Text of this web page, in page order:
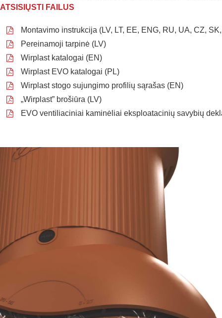
ATSISIŲSTI FAILUS
Montavimo instrukcija (LV, LT, EE, ENG, RU, UA, CZ,
Pereinamoji tarpinė (LV)
Wirplast katalogai (EN)
Wirplast EVO katalogai (PL)
Wirplast stogo sujungimo profilių sąrašas (EN)
„Wirplast” brošiūra (LV)
EVO ventiliaciniai kaminėliai eksploatacinių savybių